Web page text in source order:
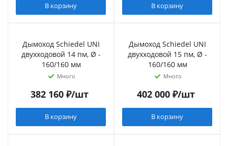
В корзину В корзину
Дымоход Schiedel UNI
двухходовой 14 пм, Ø -
160/160 мм
Много
382 160₽/шт
В корзину
Дымоход Schiedel UNI
двухходовой 15 пм, Ø -
160/160 мм
Много
402 000₽/шт
В корзину